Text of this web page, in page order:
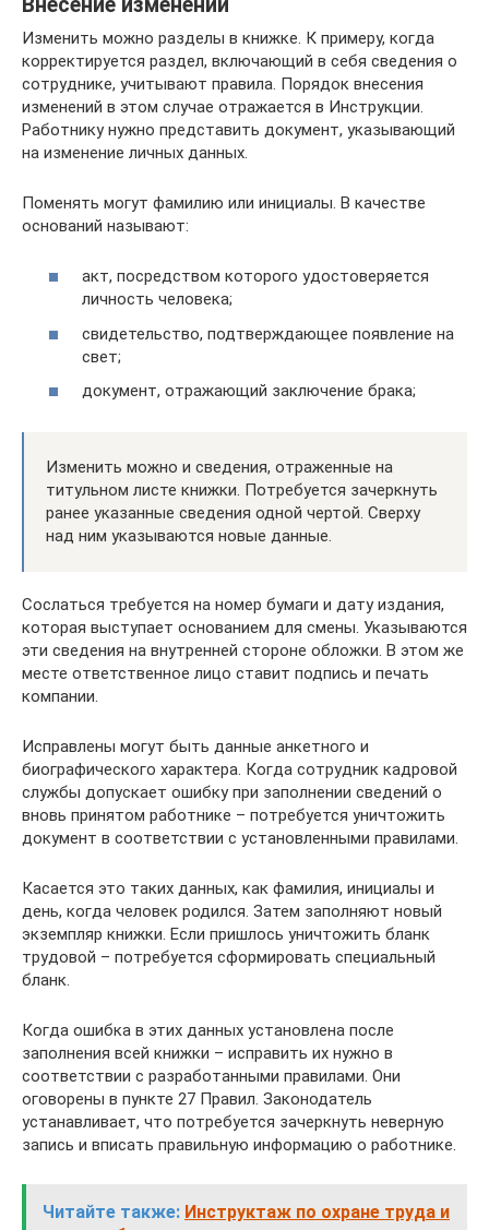
Изменить можно разделы в книжке. К примеру, когда
корректируется раздел, включающий в себя сведения о
сотруднике, учитывают правила. Порядок внесения
изменений в этом случае отражается в Инструкции.
Работнику нужно представить документ, указывающий
на изменение личных данных.
Поменять могут фамилию или инициалы. В качестве
оснований называют:
акт, посредством которого удостоверяется
личность человека;
свидетельство, подтверждающее появление на
свет;
документ, отражающий заключение брака;
Изменить можно и сведения, отраженные на
титульном листе книжки. Потребуется зачеркнуть
ранее указанные сведения одной чертой. Сверху
над ним указываются новые данные.
Сослаться требуется на номер бумаги и дату издания,
которая выступает основанием для смены. Указываются
эти сведения на внутренней стороне обложки. В этом же
месте ответственное лицо ставит подпись и печать
компании.
Исправлены могут быть данные анкетного и
биографического характера. Когда сотрудник кадровой
службы допускает ошибку при заполнении сведений о
вновь принятом работнике – потребуется уничтожить
документ в соответствии с установленными правилами.
Касается это таких данных, как фамилия, инициалы и
день, когда человек родился. Затем заполняют новый
экземпляр книжки. Если пришлось уничтожить бланк
трудовой – потребуется сформировать специальный
бланк.
Когда ошибка в этих данных установлена после
заполнения всей книжки – исправить их нужно в
соответствии с разработанными правилами. Они
оговорены в пункте 27 Правил. Законодатель
устанавливает, что потребуется зачеркнуть неверную
запись и вписать правильную информацию о работнике.
Читайте также: Инструктаж по охране труда и